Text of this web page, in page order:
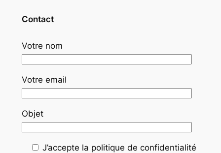
Contact
Votre nom
Votre email
Objet
J’accepte la politique de confidentialité